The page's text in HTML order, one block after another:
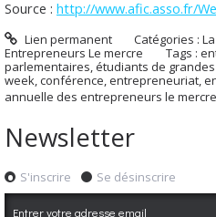
Source : http://www.afic.asso.fr/
Lien permanent Catégories :
Entrepreneurs Le mercre
Tags :
parlementaires,étudiants de
week,conférence,entrepreneuriat,
annuelle des entrepreneurs le
Newsletter
S'inscrire Se désinscrire